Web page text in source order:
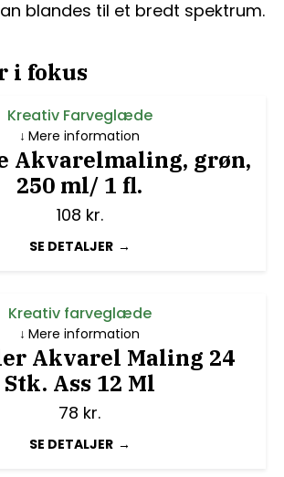
blandes til et bredt spektrum.
i fokus
Kreativ Farveglæde
Akvarelmaling, grøn,
250 ml/ 1 fl.
108 kr.
SE DETALJER
Mere information
Kreativ farveglæde
Akvarel Maling 24
Stk. Ass 12 Ml
78 kr.
SE DETALJER
Mere information